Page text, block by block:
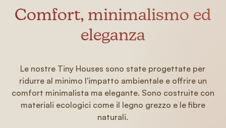
Comfort, minimalismo ed
eleganza
Le nostre Tiny Houses sono state progettate per
ridurre al minimo l'impatto ambientale e offrire un
comfort minimalista ma elegante. Sono costruite con
materiali ecologici come il legno grezzo e le fibre
naturali.